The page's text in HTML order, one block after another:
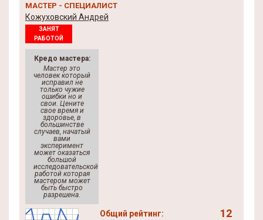
МАСТЕР - СПЕЦИАЛИСТ
Кожуховский Андрей
ЗАНЯТ
РАБОТОЙ
Кредо мастера:
Мастер это
человек который
исправил не
только чужие
ошибки но и
свои. Цените
свое время и
здоровье, в
большинстве
случаев, начатый
вами
эксперимент
может оказаться
большой
исследовательской
работой которая
мастером может
быть быстро
разрешена.
Общий рейтинг: 12